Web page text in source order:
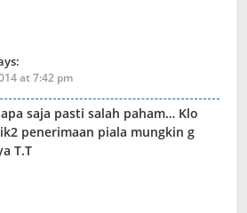
at 7:42 pm
saja pasti salah paham… Klo
penerimaan piala mungkin g
T.T